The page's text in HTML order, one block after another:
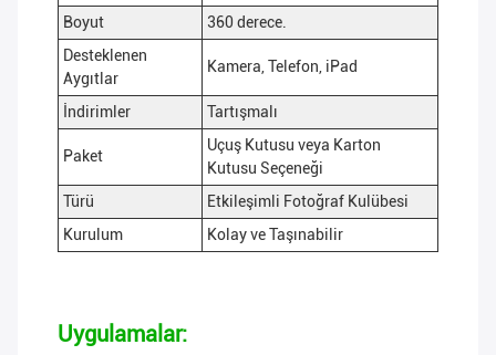
Boyut
360 derece.
Desteklenen
Aygıtlar
Kamera, Telefon, iPad
İndirimler Tartışmalı
Paket
Uçuş Kutusu veya Karton
Kutusu Seçeneği
Türü
Etkileşimli Fotoğraf Kulübesi
Kurulum
Kolay ve Taşınabilir
Uygulamalar: